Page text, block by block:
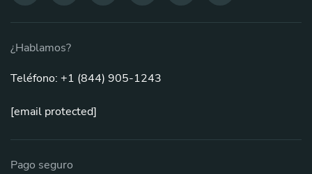
¿Hablamos?
Teléfono: +1 (844) 905-1243
[email protected]
Pago seguro